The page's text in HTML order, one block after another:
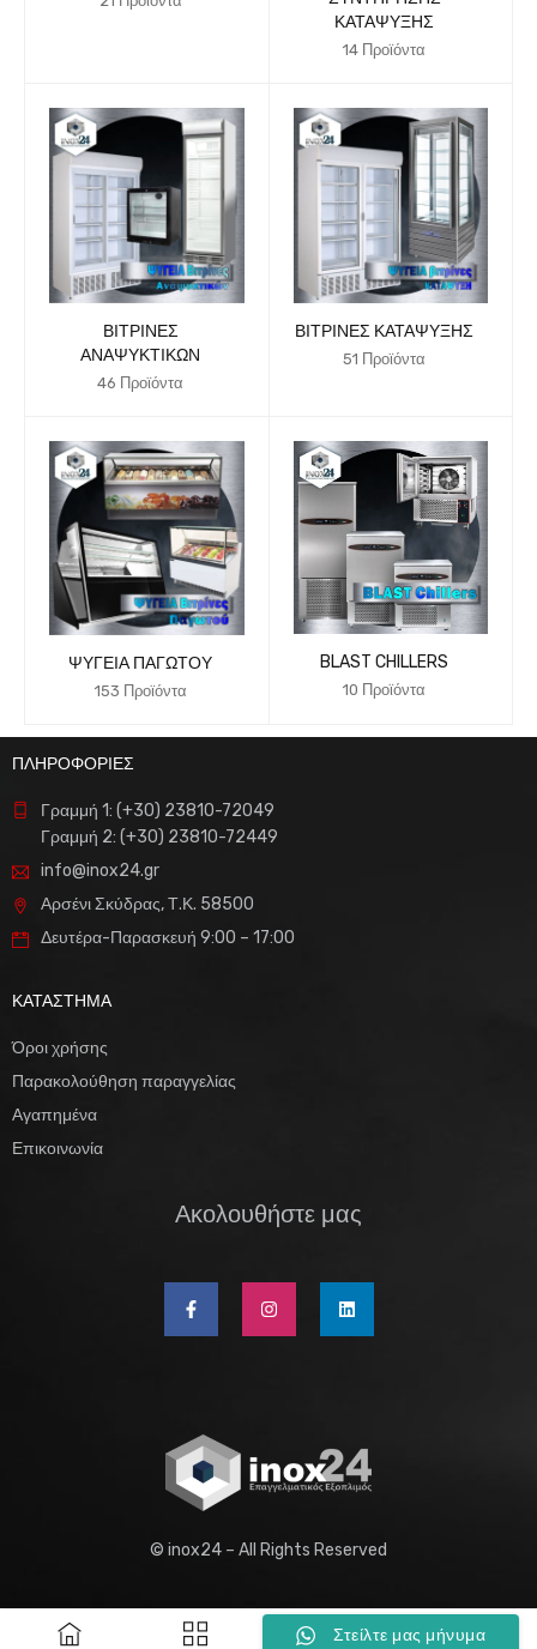
ΚΑΤΆΨΥΞΗΣ
14 Προϊόντα
ΒΙΤΡΊΝΕΣ
ΑΝΑΨΥΚΤΙΚΏΝ
46 Προϊόντα
ΒΙΤΡΊΝΕΣ ΚΑΤΆΨΥΞΗΣ
51 Προϊόντα
ΨΥΓΕΊΑ ΠΑΓΩΤΟΎ
153 Προϊόντα
BLAST CHILLERS
10 Προϊόντα
ΠΛΗΡΟΦΟΡΙΕΣ
Γραμμή 1: (+30) 23810-72049
Γραμμή 2: (+30) 23810-72449
info@inox24.gr
Αρσένι Σκύδρας, Τ.Κ. 58500
Δευτέρα-Παρασκευή 9:00 – 17:00
ΚΑΤΑΣΤΗΜΑ
Όροι χρήσης
Παρακολούθηση παραγγελίας
Αγαπημένα
Επικοινωνία
Ακολουθήστε μας
© inox24 – All Rights Reserved
Στείλτε μας μήνυμα